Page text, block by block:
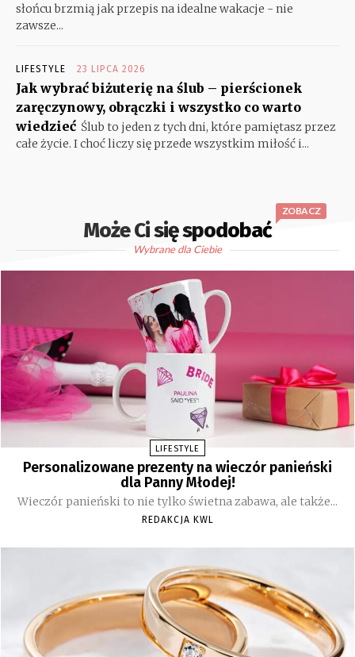
słońcu brzmią jak przepis na idealne wakacje - nie
zawsze...
LIFESTYLE 23 LIPCA 2026
Jak wybrać biżuterię na ślub – pierścionek
zaręczynowy, obrączki i wszystko co warto
wiedzieć Ślub to jeden z tych dni, które pamiętasz przez
całe życie. I choć liczy się przede wszystkim miłość i...
Może Ci się spodobać
ZOBACZ
Wybrane dla Ciebie
LIFESTYLE
Personalizowane prezenty na wieczór panieński
dla Panny Młodej!
Wieczór panieński to nie tylko świetna zabawa, ale także...
REDAKCJA KWL